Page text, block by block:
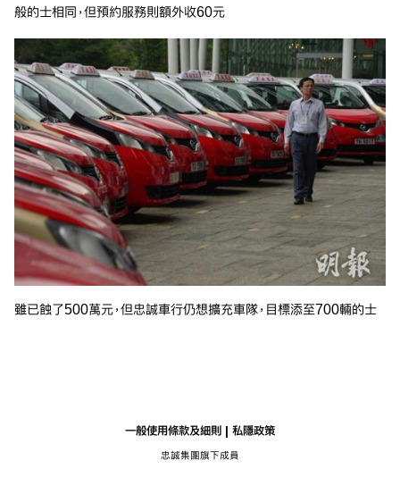
般的士相同，但預約服務則額外收60元
雖已蝕了500萬元，但忠誠車行仍想擴充車隊，目標添至700輛的士
一般使用條款及細則 私隱政策
忠誠集團旗下成員